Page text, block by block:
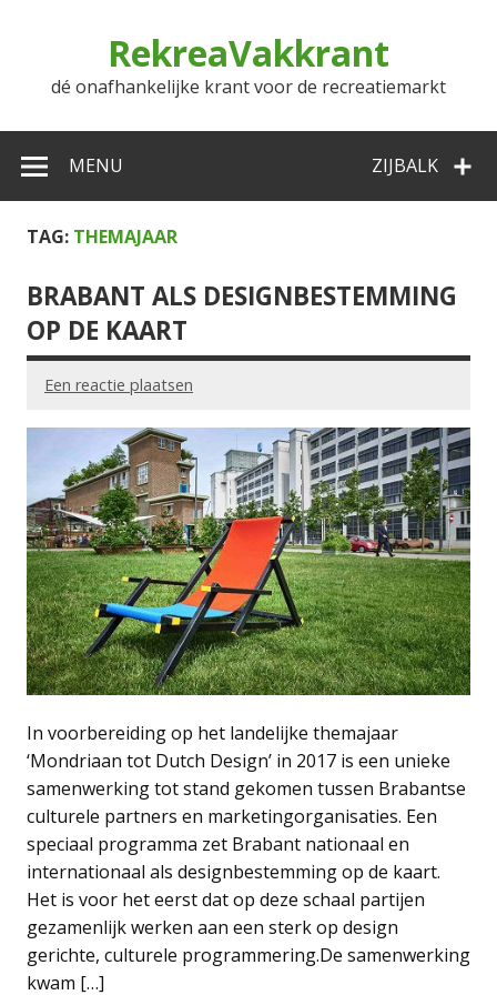
RekreaVakkrant
dé onafhankelijke krant voor de recreatiemarkt
ZIJBALK
MENU
TAG: THEMAJAAR
BRABANT ALS DESIGNBESTEMMING
OP DE KAART
Een reactie plaatsen
In voorbereiding op het landelijke themajaar
‘Mondriaan tot Dutch Design’ in 2017 is een unieke
samenwerking tot stand gekomen tussen Brabantse
culturele partners en marketingorganisaties. Een
speciaal programma zet Brabant nationaal en
internationaal als designbestemming op de kaart.
Het is voor het eerst dat op deze schaal partijen
gezamenlijk werken aan een sterk op design
gerichte, culturele programmering.De samenwerking
kwam […]